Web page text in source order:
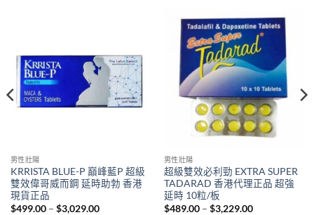
男性壯陽
KRRISTA BLUE-P 巔峰藍P 超級
雙效偉哥威而鋼 延時助勃 香港
現貨正品
$499.00 – $3,029.00Price
男性壯陽
超級雙效必利勁 EXTRA SUPER
TADARAD 香港代理正品 超強
延時 10粒/板
$489.00 – $3,229.00Price